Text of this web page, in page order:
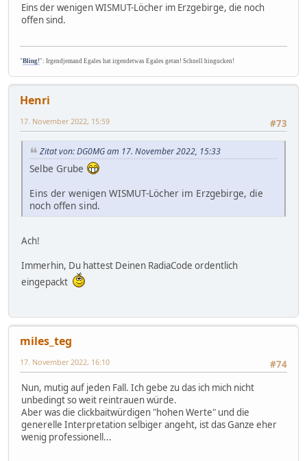
Eins der wenigen WISMUT-Löcher im Erzgebirge, die noch
offen sind.
"Bling!": Irgendjemand Egales hat irgendetwas Egales getan! Schnell hingucken!
Henri
#73
17. November 2022, 15:59
Zitat von: DG0MG am 17. November 2022, 15:33
Selbe Grube
Eins der wenigen WISMUT-Löcher im Erzgebirge, die
noch offen sind.
Ach!
Immerhin, Du hattest Deinen RadiaCode ordentlich
eingepackt
miles_teg
#74
17. November 2022, 16:10
Nun, mutig auf jeden Fall. Ich gebe zu das ich mich nicht
unbedingt so weit reintrauen würde.
Aber was die clickbaitwürdigen "hohen Werte" und die
generelle Interpretation selbiger angeht, ist das Ganze eher
wenig professionell...